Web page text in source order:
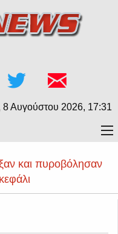
8 Αυγούστου 2026, 17:31
και πυροβόλησαν